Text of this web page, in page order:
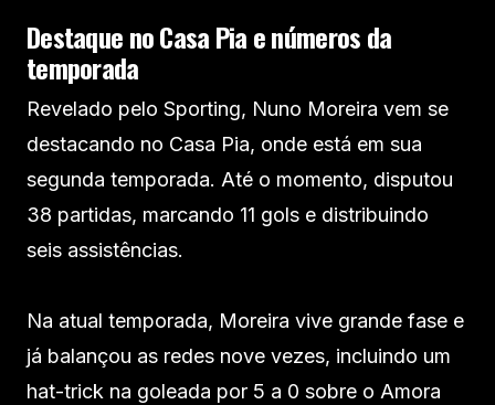
Destaque no Casa Pia e números da
temporada
Revelado pelo Sporting, Nuno Moreira vem se
destacando no Casa Pia, onde está em sua
segunda temporada. Até o momento, disputou
38 partidas, marcando 11 gols e distribuindo
seis assistências.
Na atual temporada, Moreira vive grande fase e
já balançou as redes nove vezes, incluindo um
hat-trick na goleada por 5 a 0 sobre o Amora